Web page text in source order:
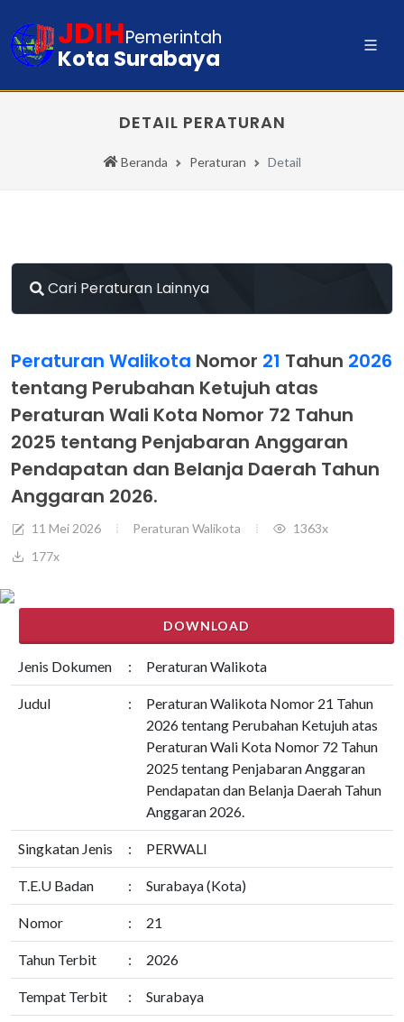
JDIHPemerintah
Kota Surabaya
DETAIL PERATURAN
Beranda Peraturan Detail
Cari Peraturan Lainnya
Peraturan Walikota Nomor 21 Tahun 2026
tentang Perubahan Ketujuh atas
Peraturan Wali Kota Nomor 72 Tahun
2025 tentang Penjabaran Anggaran
Pendapatan dan Belanja Daerah Tahun
Anggaran 2026.
11 Mei 2026 Peraturan Walikota
1363x
177x
DOWNLOAD
Jenis Dokumen : Peraturan Walikota
Judul :
Peraturan Walikota Nomor 21 Tahun
2026 tentang Perubahan Ketujuh atas
Peraturan Wali Kota Nomor 72 Tahun
2025 tentang Penjabaran Anggaran
Pendapatan dan Belanja Daerah Tahun
Anggaran 2026.
Singkatan Jenis : PERWALI
T.E.U Badan : Surabaya (Kota)
Nomor : 21
Tahun Terbit : 2026
Tempat Terbit : Surabaya